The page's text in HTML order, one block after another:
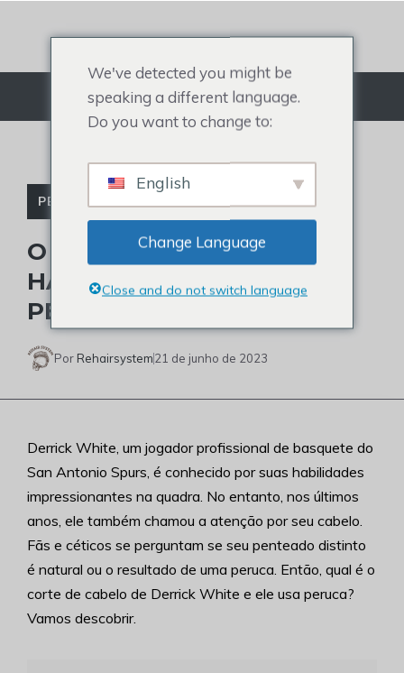
Cardápio
PERUCA DE CELEBRIDADE
O QUE É DERRICK WHITE
HAIRCUT E ELE USA
PERUCA?
Por Rehairsystem21 de junho de 2023
Derrick White, um jogador profissional de basquete do
San Antonio Spurs, é conhecido por suas habilidades
impressionantes na quadra. No entanto, nos últimos
anos, ele também chamou a atenção por seu cabelo.
Fãs e céticos se perguntam se seu penteado distinto
é natural ou o resultado de uma peruca. Então, qual é o
corte de cabelo de Derrick White e ele usa peruca?
Vamos descobrir.
We've detected you might be
speaking a different language.
Do you want to change to:
English
Change Language
Close and do not switch language